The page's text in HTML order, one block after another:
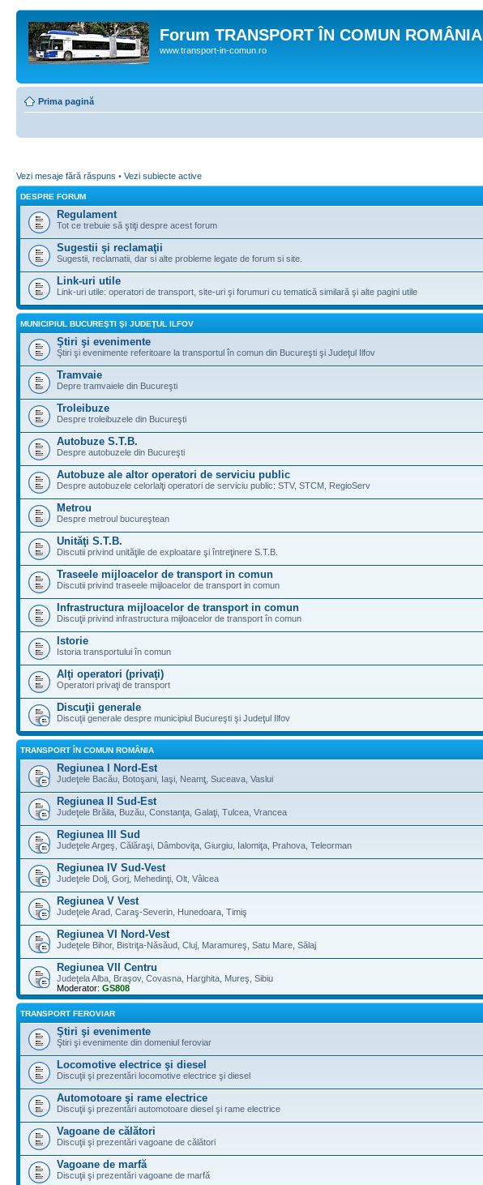
Forum TRANSPORT ÎN COMUN ROMÂNIA
www.transport-in-comun.ro
Prima pagină
Vezi mesaje fără răspuns • Vezi subiecte active
DESPRE FORUM
Regulament
Tot ce trebuie să ştiţi despre acest forum
Sugestii şi reclamaţii
Sugestii, reclamatii, dar si alte probleme legate de forum si site.
Link-uri utile
Link-uri utile: operatori de transport, site-uri şi forumuri cu tematică similară şi alte pagini utile
MUNICIPIUL BUCUREŞTI ŞI JUDEŢUL ILFOV
Ştiri şi evenimente
Ştiri şi evenimente referitoare la transportul în comun din Bucureşti şi Judeţul Ilfov
Tramvaie
Depre tramvaiele din Bucureşti
Troleibuze
Despre troleibuzele din Bucureşti
Autobuze S.T.B.
Despre autobuzele din Bucureşti
Autobuze ale altor operatori de serviciu public
Despre autobuzele celorlalţi operatori de serviciu public: STV, STCM, RegioServ
Metrou
Despre metroul bucureştean
Unităţi S.T.B.
Discutii privind unităţile de exploatare şi întreţinere S.T.B.
Traseele mijloacelor de transport in comun
Discutii privind traseele mijloacelor de transport in comun
Infrastructura mijloacelor de transport in comun
Discuţii privind infrastructura mijloacelor de transport în comun
Istorie
Istoria transportului în comun
Alţi operatori (privaţi)
Operatori privaţi de transport
Discuţii generale
Discuţii generale despre municipiul Bucureşti şi Judeţul Ilfov
TRANSPORT ÎN COMUN ROMÂNIA
Regiunea I Nord-Est
Judeţele Bacău, Botoşani, Iaşi, Neamţ, Suceava, Vaslui
Regiunea II Sud-Est
Judeţele Brăila, Buzău, Constanţa, Galaţi, Tulcea, Vrancea
Regiunea III Sud
Judeţele Argeş, Călăraşi, Dâmboviţa, Giurgiu, Ialomiţa, Prahova, Teleorman
Regiunea IV Sud-Vest
Judeţele Dolj, Gorj, Mehedinţi, Olt, Vâlcea
Regiunea V Vest
Judeţele Arad, Caraş-Severin, Hunedoara, Timiş
Regiunea VI Nord-Vest
Judeţele Bihor, Bistriţa-Năsăud, Cluj, Maramureş, Satu Mare, Sălaj
Regiunea VII Centru
Judeţela Alba, Braşov, Covasna, Harghita, Mureş, Sibiu
Moderator: GS808
TRANSPORT FEROVIAR
Ştiri şi evenimente
Ştiri şi evenimente din domeniul feroviar
Locomotive electrice şi diesel
Discuţii şi prezentări locomotive electrice şi diesel
Automotoare şi rame electrice
Discuţii şi prezentări automotoare diesel şi rame electrice
Vagoane de călători
Discuţii şi prezentări vagoane de călători
Vagoane de marfă
Discuţii şi prezentări vagoane de marfă